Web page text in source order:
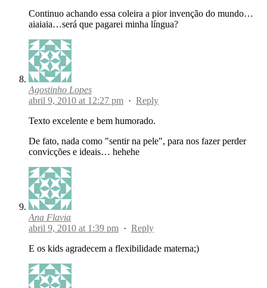
Continuo achando essa coleira a pior invenção do mundo…
aiaiaia…será que pagarei minha língua?
Agostinho Lopes
abril 9, 2010 at 12:27 pm · Reply
Texto excelente e bem humorado.
De fato, nada como "sentir na pele", para nos fazer perder
convicções e ideais… hehehe
Ana Flavia
abril 9, 2010 at 1:39 pm · Reply
E os kids agradecem a flexibilidade materna;)